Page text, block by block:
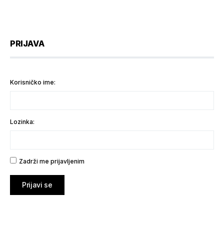
PRIJAVA
Korisničko ime:
Lozinka:
Zadrži me prijavljenim
Prijavi se